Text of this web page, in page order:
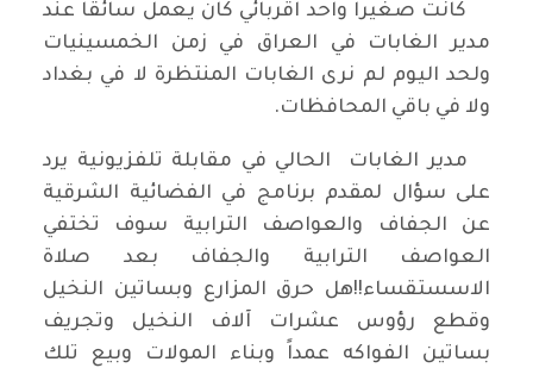
كانت صغيرا واحد اقربائي كان يعمل سائقا عند
مدير الغابات في العراق في زمن الخمسينيات
ولحد اليوم لم نرى الغابات المنتظرة لا في بغداد
ولا في باقي المحافظات.
مدير الغابات الحالي في مقابلة تلفزيونية يرد
على سؤال لمقدم برنامج في الفضائية الشرقية
عن الجفاف والعواصف الترابية سوف تختفي
العواصف الترابية والجفاف بعد صلاة
الاسستقساء!!هل حرق المزارع وبساتين النخيل
وقطع رؤوس عشرات آلاف النخيل وتجريف
بساتين الفواكه عمداً وبناء المولات وبيع تلك